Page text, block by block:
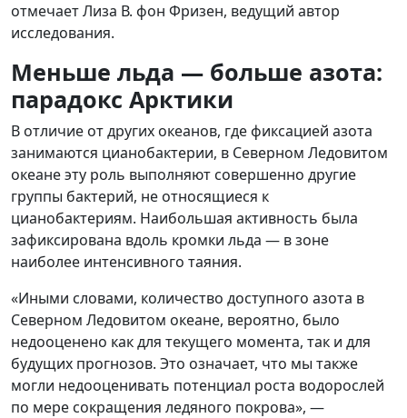
отмечает Лиза В. фон Фризен, ведущий автор
исследования.
Меньше льда — больше азота:
парадокс Арктики
В отличие от других океанов, где фиксацией азота
занимаются цианобактерии, в Северном Ледовитом
океане эту роль выполняют совершенно другие
группы бактерий, не относящиеся к
цианобактериям. Наибольшая активность была
зафиксирована вдоль кромки льда — в зоне
наиболее интенсивного таяния.
«Иными словами, количество доступного азота в
Северном Ледовитом океане, вероятно, было
недооценено как для текущего момента, так и для
будущих прогнозов. Это означает, что мы также
могли недооценивать потенциал роста водорослей
по мере сокращения ледяного покрова», —